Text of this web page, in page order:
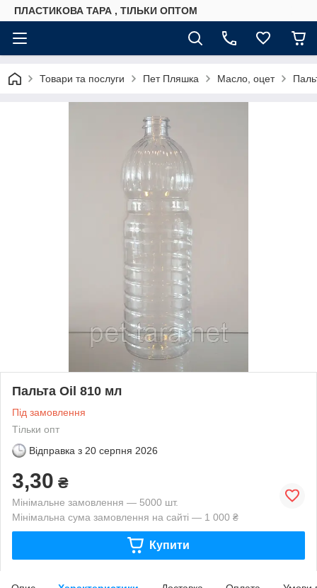
ПЛАСТИКОВА ТАРА , ТІЛЬКИ ОПТОМ
Товари та послуги Пет Пляшка Масло, оцет
Пальта Оil 810 мл
Під замовлення
Тільки опт
Відправка з 20 серпня 2026
3,30 ₴
Мінімальне замовлення — 5000 шт.
Мінімальна сума замовлення на сайті — 1 000 ₴
Купити